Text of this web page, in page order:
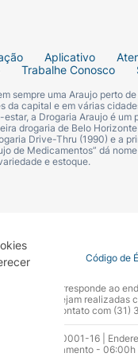
temporária de
imediato, não
Líquido: 50g.
Aplicativo
Trabalhe Conosco
sempre uma Araujo perto
da capital e em várias
a Drogaria Araujo é
drogaria de Belo
Drive-Thru (1990) e a
de Medicamentos” dá
e estoque.
Covid-19 Código de
site oficial corresponde ao
que não sejam
entrar em contato com
17.256.512.0001-16 |
de funcionamento -